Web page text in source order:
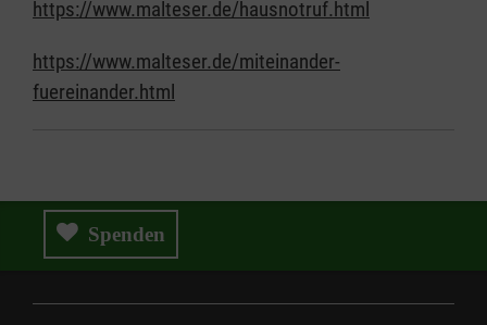
https://www.malteser.de/hausnotruf.html
https://www.malteser.de/miteinander-
fuereinander.html
Spenden